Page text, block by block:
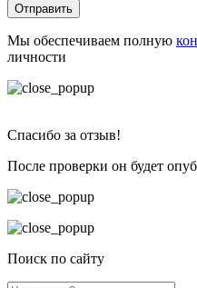
Отправить
Мы обеспечиваем полную
личности
Спасибо за отзыв!
После проверки он будет
Поиск по сайту